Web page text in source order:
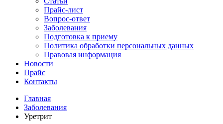
Прайс-лист
Вопрос-ответ
Заболевания
Подготовка к приему
Политика обработки персональных данных
Правовая информация
Новости
Прайс
Контакты
Главная
Заболевания
Уретрит